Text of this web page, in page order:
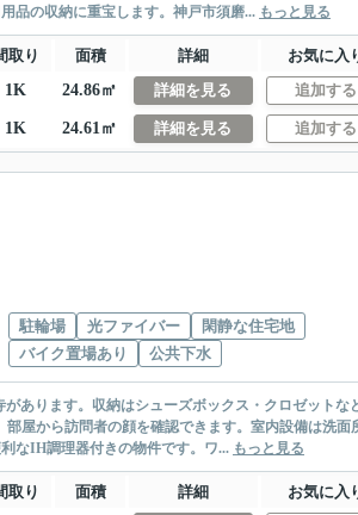
品の収納に重宝します。神戸市須磨... もっと見る
取り 面積 詳細
お気に入
1K 24.86㎡ 詳細を見る 追加する
1K 24.61㎡ 詳細を見る 追加する
駐輪場
光ファイバー
閑静な住宅地
バイク置場あり
公共下水
あります。収納はシューズボックス・クロゼットな
屋から訪問者の顔を確認できます。室内設備は洗面
なIH調理器付きの物件です。ワ... もっと見る
取り 面積 詳細
お気に入